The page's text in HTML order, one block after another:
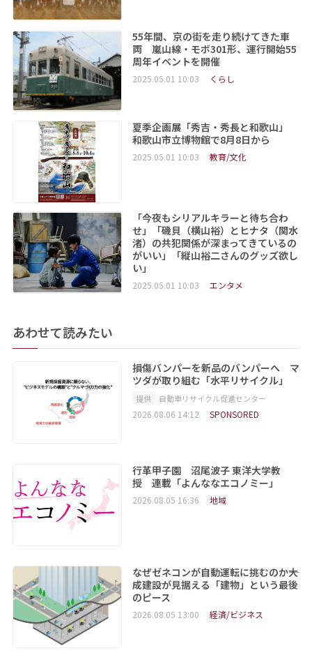
55年間、京の街を走り続けてきた車
両 嵐山線・モボ301形、運行開始55
周年イベントを開催
2025.05.01 10:03 くらし
夏季企画展「秀吉・秀長と和歌山」
和歌山市立博物館で8月8日から
2025.05.01 10:03 教育/文化
「今夜もシリアルキラーと待ち合わ
せ」「磯貝（横山裕）とヒナタ（関水
渚）の共犯関係が深まってきているの
がいい」「縦山裕二さんのグッズ欲し
い」
2025.05.01 10:03 エンタメ
あわせて読みたい
損傷バンパーを新品のバンパーへ マ
ツダが取り組む「水平リサイクル」
提供 自動車リサイクル促進センター
2026.08.06 14:12 SPONSORED
行革甲子園 沼尾波子 東洋大学教
授 連載「よんななエコノミー」
2026.08.05 16:36 地域
なぜゼネコンが自動運転に挑むのか――大
成建設が見据える「建物」という最後
のピース
2026.08.05 13:00 経済/ビジネス